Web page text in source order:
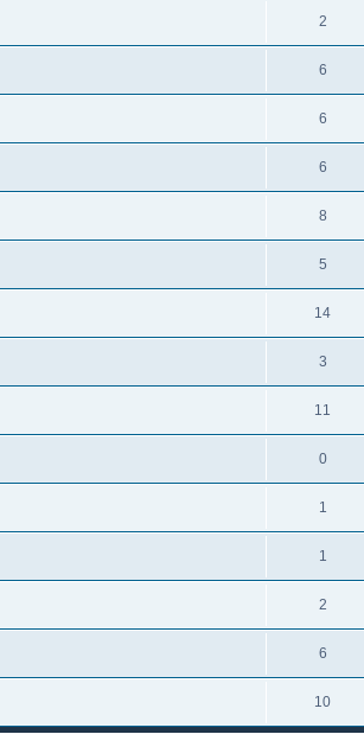
2
6
6
6
8
5
14
3
11
0
1
1
2
6
10